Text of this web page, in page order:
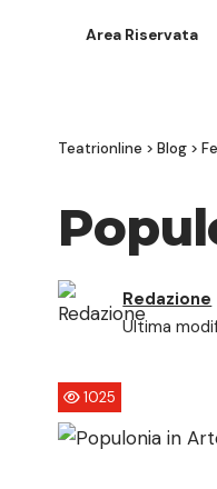
Area Riservata
Teatrionline > Blog >
Ultima
Redazione
1025